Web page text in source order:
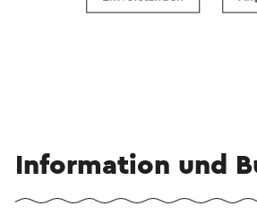
Information und